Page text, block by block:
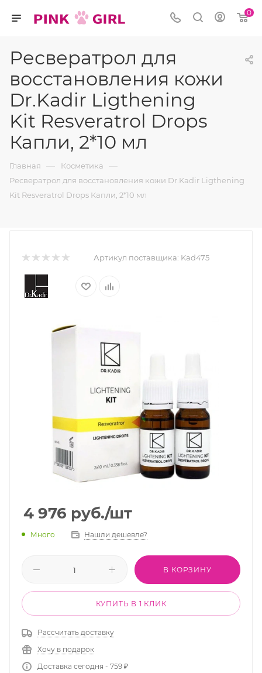
0
Ресвератрол для
восстановления кожи
Dr.Kadir Ligthening
Kit Resveratrol Drops
Капли, 2*10 мл
Главная — Косметика —
Ресвератрол для восстановления кожи Dr.Kadir Ligthening
Kit Resveratrol Drops Капли, 2*10 мл
Артикул поставщика: Kad475
4 976 руб./шт
Много Нашли дешевле?
В КОРЗИНУ
КУПИТЬ В 1 КЛИК
Рассчитать доставку
Хочу в подарок
Доставка сегодня - 759 ₽